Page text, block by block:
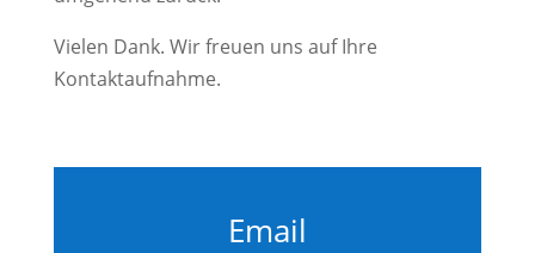
Vielen Dank. Wir freuen uns auf Ihre
Kontaktaufnahme.
Email